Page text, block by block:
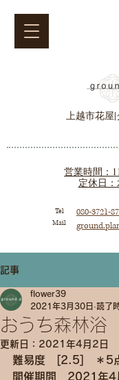
上越市花屋
営業時間：
定休日
Tel
Mail
080-3721-
記事
おうち森林浴
flower39
2021年3月30日 読了
更新日： 2021年4月2日
難易度　[2.5]　＊5
開催期間　2021年